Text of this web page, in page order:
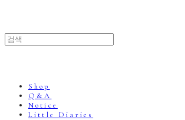
Shop
Q&A
Notice
Little Diaries